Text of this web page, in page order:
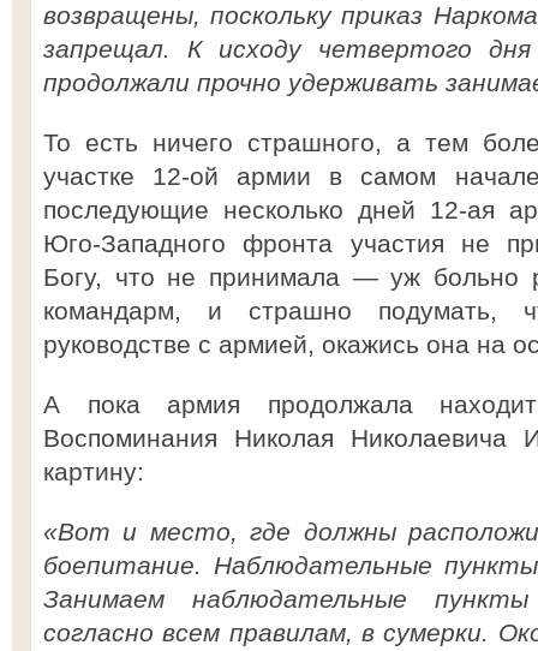
возвращены, поскольку приказ
запрещал. К исходу четвертого
продолжали прочно удерживать
То есть ничего страшного, а тем
участке 12-ой армии в самом
последующие несколько дней 12-ая
Юго-Западного фронта участия не
Богу, что не принимала — уж больно
командарм, и страшно
руководстве с армией, окажись она на
А пока армия продолжала
Воспоминания Николая Николаевича
картину:
«Вот и место, где должны
боепитание. Наблюдательные
Занимаем наблюдательные
согласно всем правилам, в сумерки.